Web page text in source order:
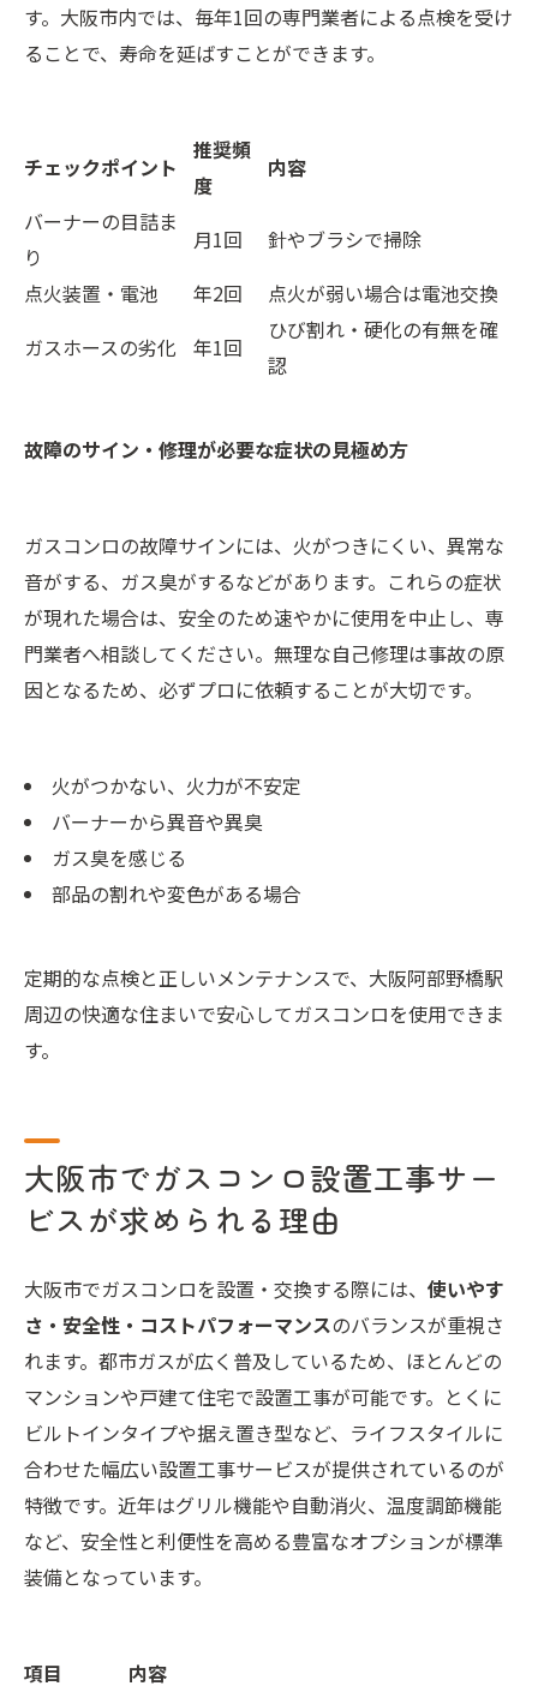
す。大阪市内では、毎年1回の専門業者による点検を受け
ることで、寿命を延ばすことができます。
チェックポイント
推奨頻
度
内容
バーナーの目詰ま
り
月1回
針やブラシで掃除
点火装置・電池
年2回
点火が弱い場合は電池交換
ガスホースの劣化
年1回
ひび割れ・硬化の有無を確
認
故障のサイン・修理が必要な症状の見極め方
ガスコンロの故障サインには、火がつきにくい、異常な
音がする、ガス臭がするなどがあります。これらの症状
が現れた場合は、安全のため速やかに使用を中止し、専
門業者へ相談してください。無理な自己修理は事故の原
因となるため、必ずプロに依頼することが大切です。
火がつかない、火力が不安定
バーナーから異音や異臭
ガス臭を感じる
部品の割れや変色がある場合
定期的な点検と正しいメンテナンスで、大阪阿部野橋駅
周辺の快適な住まいで安心してガスコンロを使用できま
す。
大阪市でガスコンロ設置工事サー
ビスが求められる理由
大阪市でガスコンロを設置・交換する際には、 使いやす
さ・安全性・コストパフォーマンスのバランスが重視さ
れます。都市ガスが広く普及しているため、ほとんどの
マンションや戸建て住宅で設置工事が可能です。とくに
ビルトインタイプや据え置き型など、ライフスタイルに
合わせた幅広い設置工事サービスが提供されているのが
特徴です。近年はグリル機能や自動消火、温度調節機能
など、安全性と利便性を高める豊富なオプションが標準
装備となっています。
項目
内容